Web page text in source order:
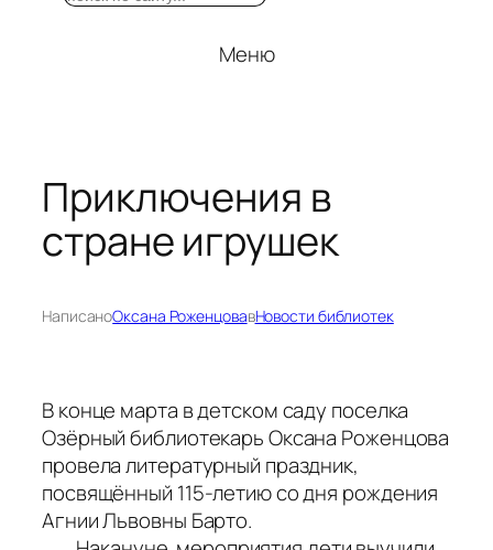
Меню
Приключения в
стране игрушек
НаписаноОксана РоженцовавНовости библиотек
В конце марта в детском саду поселка
Озёрный библиотекарь Оксана Роженцова
провела литературный праздник,
посвящённый 115-летию со дня рождения
Агнии Львовны Барто.